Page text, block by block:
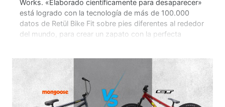
Works. «Elaborado científicamente para desaparecer»
está logrado con la tecnología de más de 100.000
datos de Retül Bike Fit sobre pies diferentes al rededor
del mundo, para crear un zapato con la perfecta